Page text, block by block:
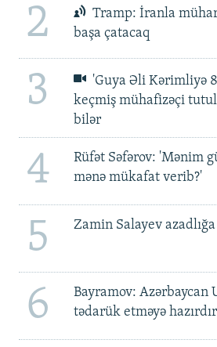
2
Tramp: İranla
başa çatacaq
3
'Guya Əli Kərimliyə
keçmiş mühafizəçi
bilər
4
Rüfət Səfərov: 'Mənim
mənə mükafat verib?'
5 Zamin Salayev azadlığa
6
Bayramov: Azərbaycan
tədarük etməyə hazırdır